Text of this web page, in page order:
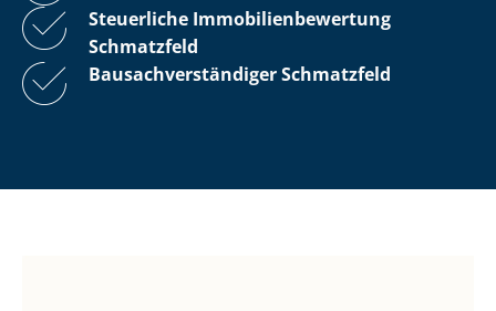
Steuerliche Im­mo­bi­li­en­be­wer­tung
Schmatzfeld
Bau­sach­ver­stän­di­ger Schmatzfeld